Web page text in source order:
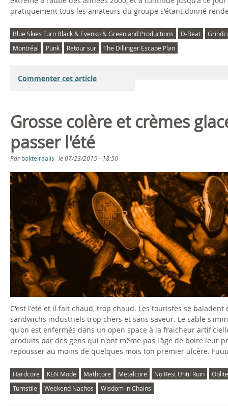
pratiquement tous les amateurs du groupe s'étant donné
Blue Skies Turn Black & Evenko & Greenland Productions D-Beat
Montréal
Punk Retour sur The Dillinger Escape Plan
Commenter cet article
Grosse colère et crèmes
passer l'été
Par baktelraalis le07/23/2015 - 18:50
C'est l'été et il fait chaud, trop chaud. Les touristes se
sandwichs industriels trop chers et sans saveur. Le sable
qu'on est enfermés dans un open space à la fraicheur
produits par des gens qui n'ont même pas l'âge de boire leur
repousser au moins de quelques mois ton premier ulcère.
Hardcore KEN Mode Mathcore Metalcore No Rest Until Ruin
Turnstile
Weekend Nachos Wisdom in Chains